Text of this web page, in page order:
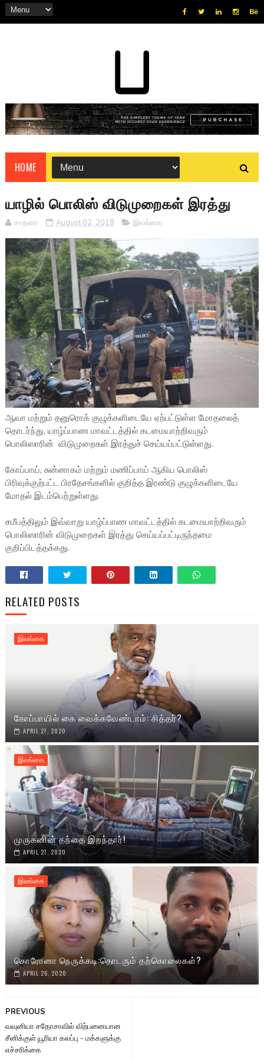
HOME
யாழில் பொலிஸ் விடுமுறைகள் இரத்து
சாதனா August 02, 2018 இலங்கை
ஆவா மற்றும் தனுரொக் குழுக்களிடையே ஏற்பட்டுள்ள மோதலைத்
தொடர்ந்து, யாழ்ப்பாண மாவட்டத்தில் கடமையாற்றிவரும்
பொலிஸாரின் விடுமுறைகள் இரத்துச் செய்யப்பட்டுள்ளது.
கோப்பாய், சுன்னாகம் மற்றும் மணிப்பாய் ஆகிய பொலிஸ்
பிரிவுக்குற்பட்ட பிரதேசங்களில் குறித்த இரண்டு குழுக்களிடையே
மோதல் இடம்பெற்றுள்ளது.
சமீபத்திலும் இவ்வாறு யாழ்ப்பாண மாவட்டத்தில் கடமையாற்றிவரும்
பொலிஸாரின் விடுமுறைகள் இரத்து செய்யப்பட்டிருந்தமை
குறிப்பிடத்தக்கது.
RELATED POSTS
இலங்கை
கோப்பாயில் கை வைக்கவேண்டாம்: சித்தர்?
APRIL 27, 2020
இலங்கை
முருகனின் தந்தை இறந்தார்!
APRIL 27, 2020
இலங்கை
கொரோனா நெருக்கடி:தொடரும் தற்கொலைகள்?
APRIL 26, 2020
PREVIOUS
வவுனியா சதோசாவில் விற்பனையான
சீனிக்குள் யூரியா கலப்பு - மக்களுக்கு
எச்சரிக்கை